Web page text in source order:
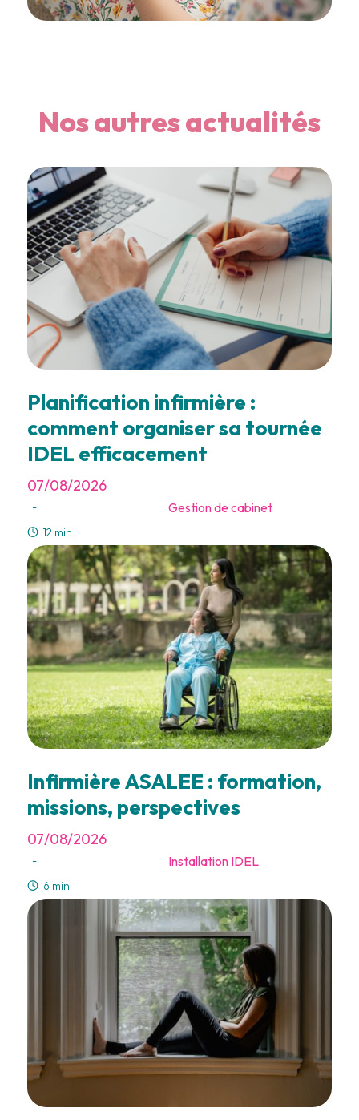
Nos autres actualités
Planification infirmière :
comment organiser sa tournée
IDEL efficacement
07/08/2026
- Gestion de cabinet
12 min
Infirmière ASALEE : formation,
missions, perspectives
07/08/2026
- Installation IDEL
6 min